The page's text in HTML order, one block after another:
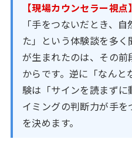
【現場カウンセラー視点】
「手をつないだとき、
た」という体験談を多く
が生まれたのは、その
からです。逆に「なん
験は「サインを読まず
イミングの判断力が手
を決めます。